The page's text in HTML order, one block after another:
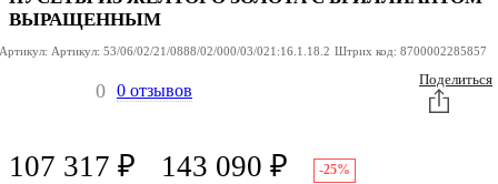
ВЫРАЩЕННЫМ
Артикул: Артикул: 53/06/02/21/0888/02/000/03/021:16.1.18.2 Штрих код: 8700002285857
0 0 отзывов
Поделиться
107 317 ₽ 143 090 ₽ -25%